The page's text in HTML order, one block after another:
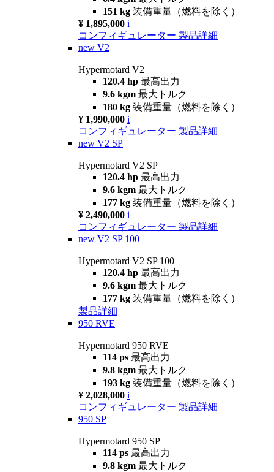
151 kg 装備重量（燃料を除く）
¥ 1,895,000 i
コンフィギュレーター 製品詳細
new V2
Hypermotard V2
120.4 hp 最高出力
9.6 kgm 最大トルク
180 kg 装備重量（燃料を除く）
¥ 1,990,000 i
コンフィギュレーター 製品詳細
new V2 SP
Hypermotard V2 SP
120.4 hp 最高出力
9.6 kgm 最大トルク
177 kg 装備重量（燃料を除く）
¥ 2,490,000 i
コンフィギュレーター 製品詳細
new V2 SP 100
Hypermotard V2 SP 100
120.4 hp 最高出力
9.6 kgm 最大トルク
177 kg 装備重量（燃料を除く）
製品詳細
950 RVE
Hypermotard 950 RVE
114 ps 最高出力
9.8 kgm 最大トルク
193 kg 装備重量（燃料を除く）
¥ 2,028,000 i
コンフィギュレーター 製品詳細
950 SP
Hypermotard 950 SP
114 ps 最高出力
9.8 kgm 最大トルク